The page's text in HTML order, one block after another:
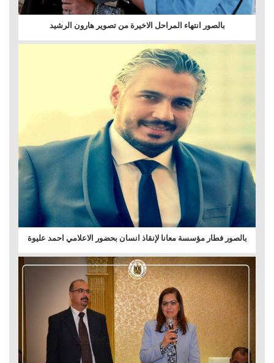
بالصور انتهاء المراحل الاخيرة من تصوير هارون الرشيد
بالصور فطار مؤسسة معانا لإنقاذ انسان بحضور الاعلامي احمد عليوة